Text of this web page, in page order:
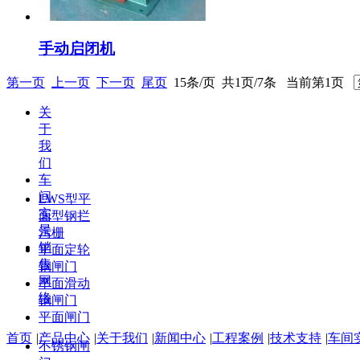
手动启闭机
第一页 上一页 下一页 尾页 15条/页 共1页/7条 当前第1页
关
于
我
们
车
间
实
景
销
售
网
络
LWS型平
面型钢拦
污栅
平面定轮
钢闸门
平面滑动
钢闸门
平面闸门
不锈钢闸
首页 |产品中心 |关于我们 |新闻中心 |工程案例 |技术支持 |车间